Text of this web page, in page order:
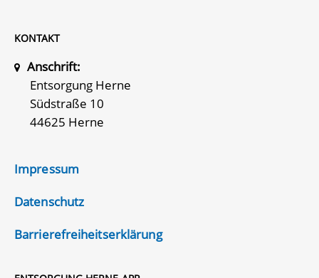
KONTAKT
Anschrift:
Entsorgung Herne
Südstraße 10
44625 Herne
Impressum
Datenschutz
Barrierefreiheitserklärung